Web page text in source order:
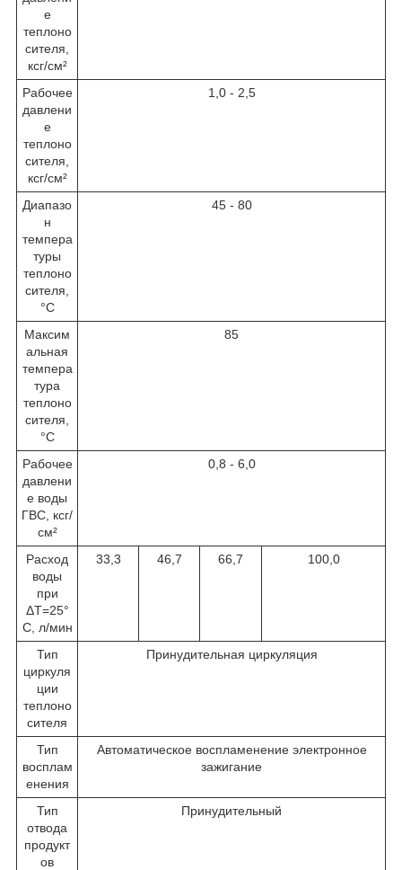
е
теплоно
сителя,
ксг/см²
Рабочее
давлени
е
теплоно
сителя,
ксг/см²
1,0 - 2,5
Диапазо
н
темпера
туры
теплоно
сителя,
°С
45 - 80
Максим
альная
темпера
тура
теплоно
сителя,
°С
85
Рабочее
давлени
е воды
ГВС, ксг/
см²
0,8 - 6,0
Расход
воды
при
ΔT=25°
С, л/мин
33,3 46,7 66,7 100,0
Тип
циркуля
ции
теплоно
сителя
Принудительная циркуляция
Тип
восплам
енения
Автоматическое воспламенение электронное
зажигание
Тип
отвода
продукт
ов
Принудительный